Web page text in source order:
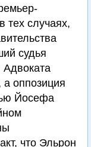
тех случаях,
судья
оппозиция
Йосефа
что Эльрон